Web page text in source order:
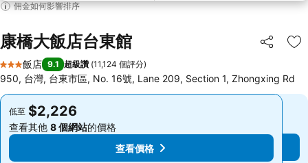
佣金如何影響排序
康橋大飯店台東館 分享
加
3 星級
飯店 9.1 超級讚 (11,124 個評分)
950, 台灣, 台東市區, No. 16號, Lane 209, Section 1, Zhongxing Rd
低至 $2,226
查看其他 8 個網站的價格
查看價格
低至 $2,226
查看其他 8 個網站的價格
查看價格